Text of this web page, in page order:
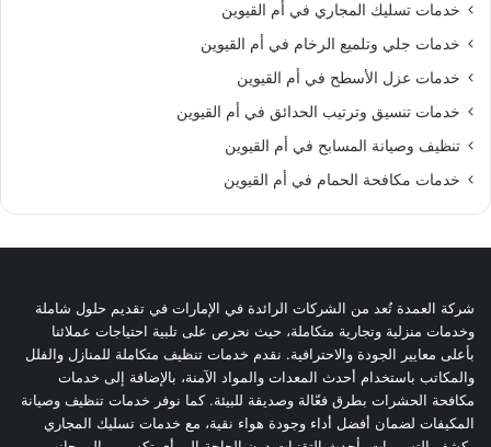
خدمات تسليك المجاري في أم القيوين
خدمات جلي وتلميع الرخام في أم القيوين
خدمات عزل الأسطح في أم القيوين
خدمات تنسيق وترتيب الحدائق في أم القيوين
تنظيف وصيانة المسابح في أم القيوين
خدمات مكافحة الحمام في أم القيوين
شركة العمدة تُعد من الشركات الرائدة في الإمارات في تقديم حلول شاملة
وخدمات منزلية وتجارية متكاملة، حيث نحرص على تلبية احتياجات عملائنا
بأعلى معايير الجودة والاحترافية. نقدم خدمات تنظيف متكاملة للمنازل والفلل
والمكاتب باستخدام أحدث المعدات والمواد الآمنة، بالإضافة إلى خدمات
مكافحة الحشرات بطرق فعّالة وصديقة للبيئة. كما نوفر خدمات تنظيف وصيانة
المكيفات لضمان أفضل أداء وجودة هواء نقية، مع خدمات تسليك المجاري